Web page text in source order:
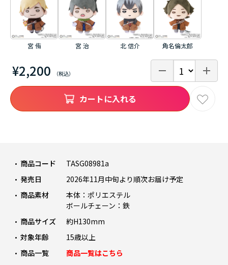
¥2,200
商品コード
TASG08981a
発売日
2026年11月中旬より順次お届け予定
商品素材
本体：ポリエステル
ボールチェーン：鉄
商品サイズ
約H130mm
対象年齢
15歳以上
商品一覧
商品一覧はこちら
宮 侑 宮 治 北 信介 角名倫太郎
カートに入れる